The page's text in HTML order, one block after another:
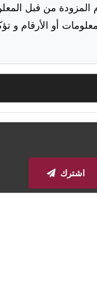
المزودة من قبل
أو الأرقام و
اشترك